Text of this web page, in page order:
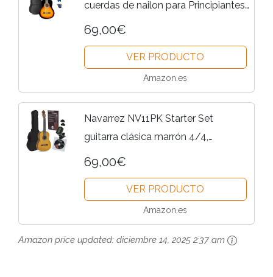
cuerdas de nailon para Principiantes
Adultos - guitarra flamenca con
Accesorios. Guitarra...
69,00€
VER PRODUCTO
Amazon.es
Navarrez NV11PK Starter Set
guitarra clásica marrón 4/4,
bolsa/Gig Bag, libro con CD,
69,00€
VER PRODUCTO
Amazon.es
Amazon price updated: diciembre 14, 2025 2:37 am